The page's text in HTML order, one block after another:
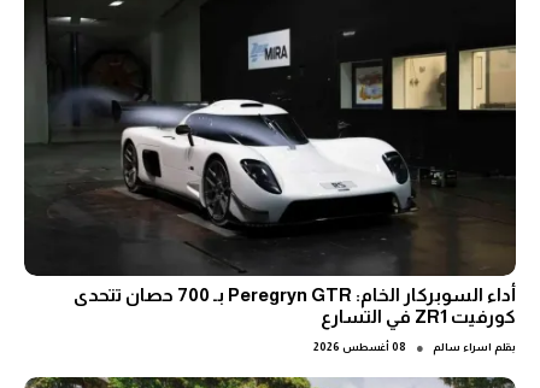
أداء السوبركار الخام: Peregryn GTR بـ 700 حصان تتحدى
كورفيت ZR1 في التسارع
بقلم اسراء سالم ● 08 أغسطس 2026